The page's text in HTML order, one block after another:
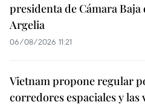
presidenta de Cámara Baja
Argelia
06/08/2026 11:21
Vietnam propone regular
corredores espaciales y las